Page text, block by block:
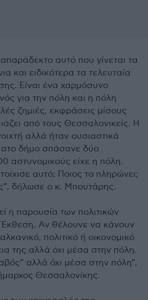
απαράδεκτο αυτό που γίνεται τα
και ειδικότερα τα τελευταία
Είναι ένα χαρμόσυνο
για την πόλη και η πόλη
ζημιές, εκφράσεις μίσους
από τους Θεσσαλονικείς. Η
αλλά ήταν ουσιαστικά
στο δήμο σπάσανε δύο
αστυνομικούς είχε η πόλη.
αυτό; Ποιος το πληρώνει;
δήλωσε ο κ. Μπουτάρης.
η παρουσία των πολιτικών
Αν θέλουνε να κάνουν
πολιτικό ή οικονομικό
της αλλά όχι μέσα στην πόλη.
αλλά όχι μέσα στην πόλη”,
Θεσσαλονίκης.